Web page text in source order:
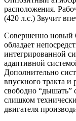
расположения.
(420 л.с.) Звучит
Совершенно новый
обладает
интегрированной
адаптивной
Дополнительно
впускного тракта и
свободно “дышать”
слишком
двигателя